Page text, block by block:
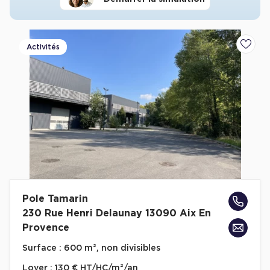
Activités
Pole Tamarin
230 Rue Henri Delaunay 13090 Aix En
Provence
Surface : 600 m², non divisibles
Loyer : 130 € HT/HC/m²/an